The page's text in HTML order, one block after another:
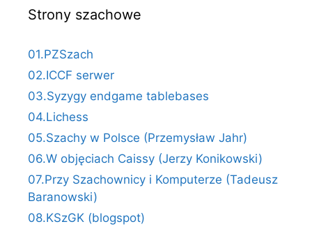
Strony szachowe
01.PZSzach
02.ICCF serwer
03.Syzygy endgame tablebases
04.Lichess
05.Szachy w Polsce (Przemysław Jahr)
06.W objęciach Caissy (Jerzy Konikowski)
07.Przy Szachownicy i Komputerze (Tadeusz
Baranowski)
08.KSzGK (blogspot)